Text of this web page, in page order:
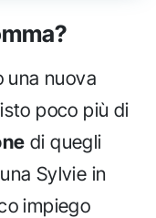
nuova
poco più di
di quegli
Sylvie in
impiego